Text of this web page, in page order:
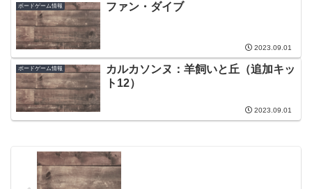
ボードゲーム情報 ファン・ダイブ
2023.09.01
ボードゲーム情報
カルカソンヌ：羊飼いと丘（追加キッ
ト12）
2023.09.01